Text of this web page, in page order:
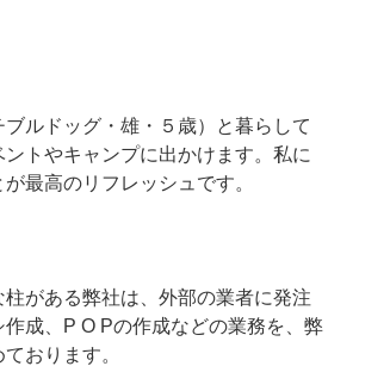
ルドッグ・雄・５歳）と暮らして
トやキャンプに出かけます。私に
最高のリフレッシュです。
がある弊社は、外部の業者に発注
成、P O Pの作成などの業務を、弊
おります。